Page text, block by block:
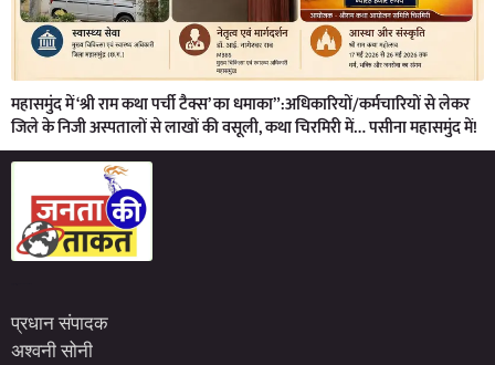
महासमुंद में ‘श्री राम कथा पर्ची टैक्स’ का धमाका”:अधिकारियों/कर्मचारियों से लेकर
जिले के निजी अस्पतालों से लाखों की वसूली, कथा चिरमिरी में… पसीना महासमुंद में!
प्रधान संपादक
अश्वनी सोनी